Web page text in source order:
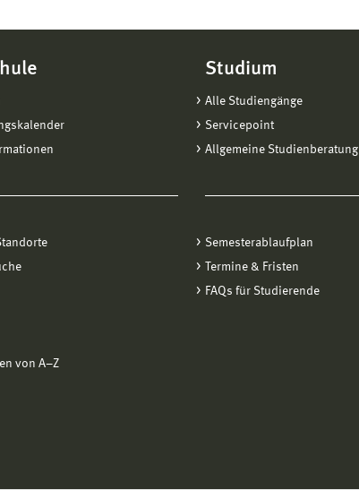
von A−Z
Studium
Alle Studiengänge
Servicepoint
Allgemeine Studienberatung
Semesterablaufplan
Termine & Fristen
FAQs für Studierende